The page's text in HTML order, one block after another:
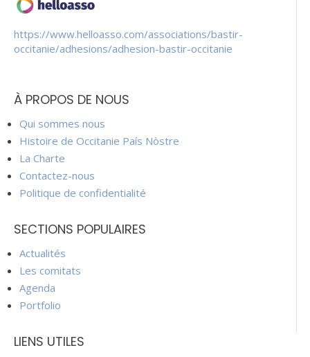
https://www.helloasso.com/associations/bastir-
occitanie/adhesions/adhesion-bastir-occitanie
À PROPOS DE NOUS
Qui sommes nous
Histoire de Occitanie País Nòstre
La Charte
Contactez-nous
Politique de confidentialité
SECTIONS POPULAIRES
Actualités
Les comitats
Agenda
Portfolio
LIENS UTILES